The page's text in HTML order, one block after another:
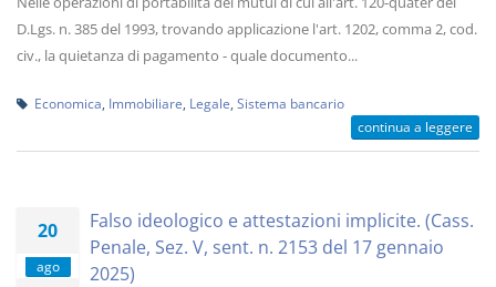
D.Lgs. n. 385 del 1993, trovando applicazione l'art. 1202, comma 2, cod.
civ., la quietanza di pagamento - quale documento...
Economica Immobiliare Legale Sistema bancario
continua a leggere
20
ago
Falso ideologico e attestazioni implicite. (Cass.
Penale, Sez. V, sent. n. 2153 del 17 gennaio
2025)